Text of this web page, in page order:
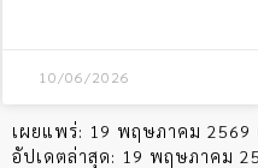
10/06/2026
เผยแพร่: 19 พฤษภาคม 2569
อัปเดตล่าสุด: 19 พฤษภาคม